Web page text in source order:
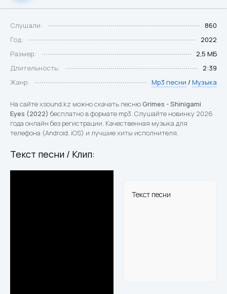
Слушали:
860
Год:
2022
Размер:
2,5 МБ
Длительность:
2:39
Жанр:
Mp3 песни / Музыка
На сайте xsound.kz можно скачать песнюGrimes - Shinigami
Eyes (2022) бесплатно в формате mp3. Слушайте новинку 2026
года онлайн без регистрации. Качественная музыка для
телефона (Android, iOS) и лучшие хиты исполнителя.
Текст песни / Клип:
Текст песни